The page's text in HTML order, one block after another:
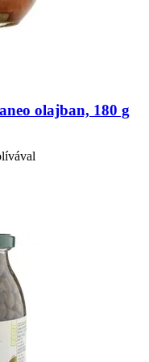
olajban, 180 g